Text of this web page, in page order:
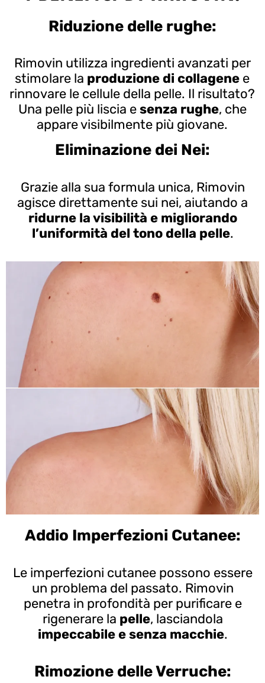
Riduzione delle rughe:
Rimovin utilizza ingredienti avanzati per
stimolare la produzione di collagene e
rinnovare le cellule della pelle. Il risultato?
Una pelle più liscia esenza rughe, che
appare visibilmente più giovane.
Eliminazione dei Nei:
Grazie alla sua formula unica, Rimovin
agisce direttamente sui nei, aiutando a
ridurne la visibilità e migliorando
l’uniformità del tono della pelle.
Addio Imperfezioni Cutanee:
Le imperfezioni cutanee possono essere
un problema del passato. Rimovin
penetra in profondità per purificare e
rigenerare la pelle, lasciandola
impeccabile e senza macchie.
Rimozione delle Verruche: